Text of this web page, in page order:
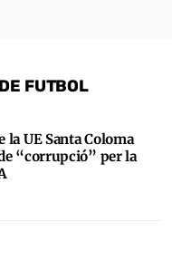
FUTBOL
la UE Santa Coloma
“corrupció” per la